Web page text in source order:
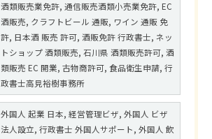
酒類販売業免許, 通信販売酒類小売業免許, EC
酒販売, クラフトビール 通販, ワイン 通販 免
許, 日本酒 販売 許可, 酒販免許 行政書士, ネッ
トショップ 酒類販売, 石川県 酒類販売許可, 酒
類販売 EC 開業, 古物商許可, 食品衛生申請, 行
政書士高見裕樹事務所
外国人 起業 日本, 経営管理ビザ, 外国人 ビザ
法人設立, 行政書士 外国人サポート, 外国人 飲